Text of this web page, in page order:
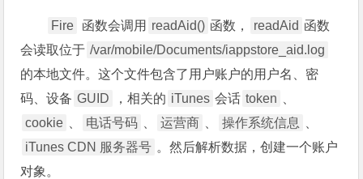
Fire 函数会调用 readAid() 函数， readAid 函数
会读取位于 /var/mobile/Documents/iappstore_aid.log
的本地文件。这个文件包含了用户账户的用户名、密
码、设备 GUID ，相关的 iTunes 会话 token
cookie
电话号码 运营商 操作系统信息
iTunes CDN 服务器号 。然后解析数据，创建一个账户
对象。